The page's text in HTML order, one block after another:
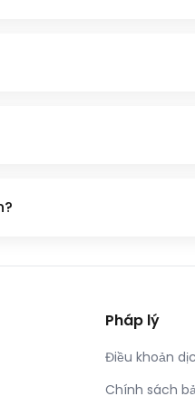
Pháp lý
Điều khoản
Chính sách